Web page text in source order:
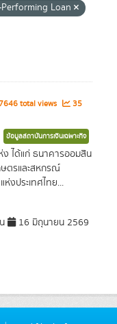
Loan
total views
35
ข้อมูลสถาบันการเงินเฉพาะกิจ
ง ได้แก่ ธนาคารออมสิน
ษตรและสหกรณ์
งประเทศไทย...
16 มิถุนายน 2569